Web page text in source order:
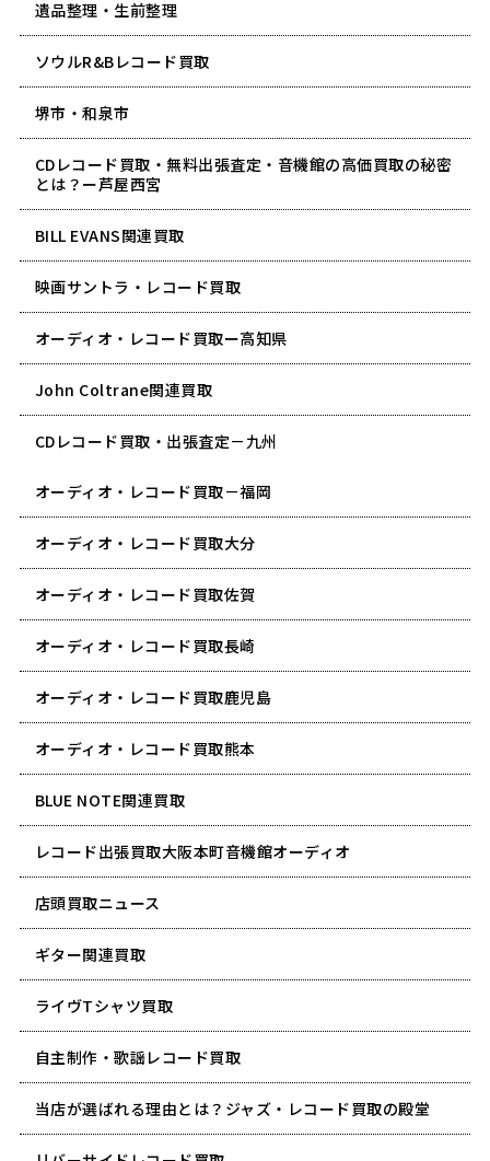
遺品整理・生前整理
ソウルR&Bレコード買取
堺市・和泉市
CDレコード買取・無料出張査定・音機館の高価買取の秘密
とは？ー芦屋西宮
BILL EVANS関連買取
映画サントラ・レコード買取
オーディオ・レコード買取ー高知県
John Coltrane関連買取
CDレコード買取・出張査定－九州
オーディオ・レコード買取－福岡
オーディオ・レコード買取大分
オーディオ・レコード買取佐賀
オーディオ・レコード買取長崎
オーディオ・レコード買取鹿児島
オーディオ・レコード買取熊本
BLUE NOTE関連買取
レコード出張買取大阪本町音機館オーディオ
店頭買取ニュース
ギター関連買取
ライヴTシャツ買取
自主制作・歌謡レコード買取
当店が選ばれる理由とは？ジャズ・レコード買取の殿堂